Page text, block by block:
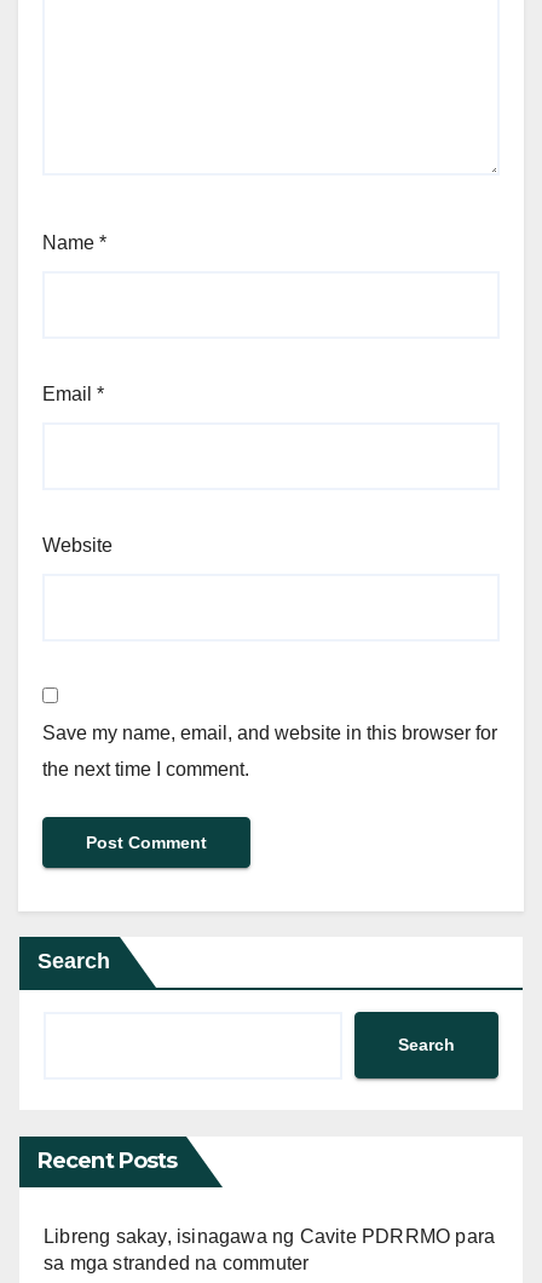
Name *
Email *
Website
Save my name, email, and website in this browser for
the next time I comment.
Search
Search
Recent Posts
Libreng sakay, isinagawa ng Cavite PDRRMO para
sa mga stranded na commuter